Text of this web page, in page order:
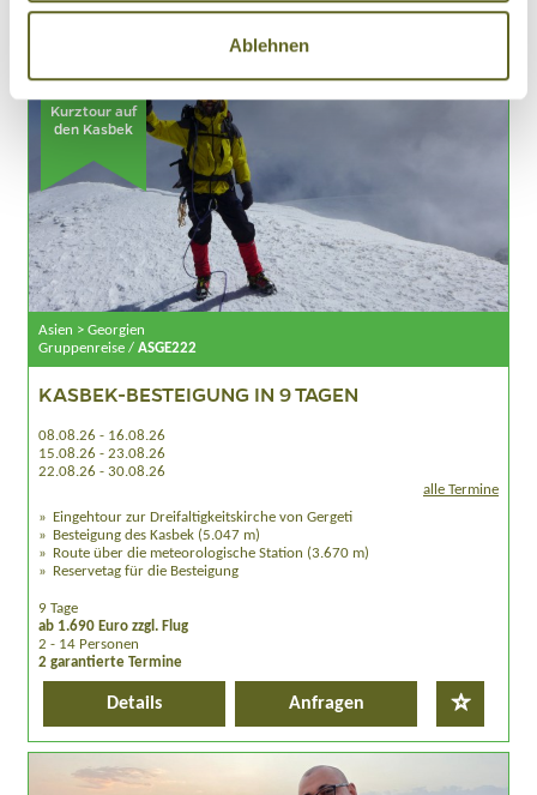
Ablehnen
Kurztour auf
den Kasbek
Asien > Georgien
Gruppenreise / ASGE222
KASBEK-BESTEIGUNG IN 9 TAGEN
08.08.26 - 16.08.26
15.08.26 - 23.08.26
22.08.26 - 30.08.26
alle Termine
Eingehtour zur Dreifaltigkeitskirche von Gergeti
Besteigung des Kasbek (5.047 m)
Route über die meteorologische Station (3.670 m)
Reservetag für die Besteigung
9 Tage
ab 1.690 Euro zzgl. Flug
2 - 14 Personen
2 garantierte Termine
Details Anfragen